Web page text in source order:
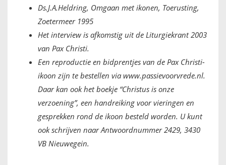
Ds.J.A.Heldring, Omgaan met ikonen, Toerusting,
Zoetermeer 1995
Het interview is afkomstig uit de Liturgiekrant 2003
van Pax Christi.
Een reproductie en bidprentjes van de Pax Christi-
ikoon zijn te bestellen via www.passievoorvrede.nl.
Daar kan ook het boekje “Christus is onze
verzoening”, een handreiking voor vieringen en
gesprekken rond de ikoon besteld worden. U kunt
ook schrijven naar Antwoordnummer 2429, 3430
VB Nieuwegein.